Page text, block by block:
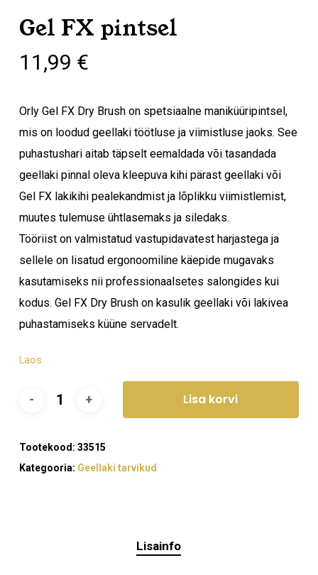
Gel FX pintsel
11,99 €
Orly Gel FX Dry Brush on spetsiaalne maniküüripintsel,
mis on loodud geellaki töötluse ja viimistluse jaoks. See
puhastushari aitab täpselt eemaldada või tasandada
geellaki pinnal oleva kleepuva kihi pärast geellaki või
Gel FX lakikihi pealekandmist ja lõplikku viimistlemist,
muutes tulemuse ühtlasemaks ja siledaks.
Tööriist on valmistatud vastupidavatest harjastega ja
sellele on lisatud ergonoomiline käepide mugavaks
kasutamiseks nii professionaalsetes salongides kui
kodus. Gel FX Dry Brush on kasulik geellaki või lakivea
puhastamiseks küüne servadelt.
Laos
Lisa korvi
Tootekood: 33515
Kategooria: Geellaki tarvikud
Lisainfo